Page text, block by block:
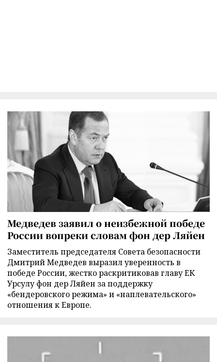
Медведев заявил о неизбежной победе
России вопреки словам фон дер Ляйен
Заместитель председателя Совета безопасности
Дмитрий Медведев выразил уверенность в
победе России, жестко раскритиковав главу ЕК
Урсулу фон дер Ляйен за поддержку
«бендеровского режима» и «наплевательского»
отношения к Европе.